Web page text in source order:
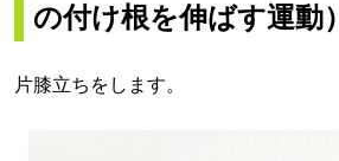
の付け根を伸ばす運動）
片膝立ちをします。